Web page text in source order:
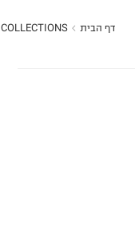
דף הבית COLLECTIONS